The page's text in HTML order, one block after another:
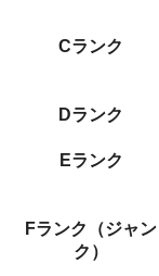
Cランク
Dランク
Eランク
Fランク（ジャン
ク）